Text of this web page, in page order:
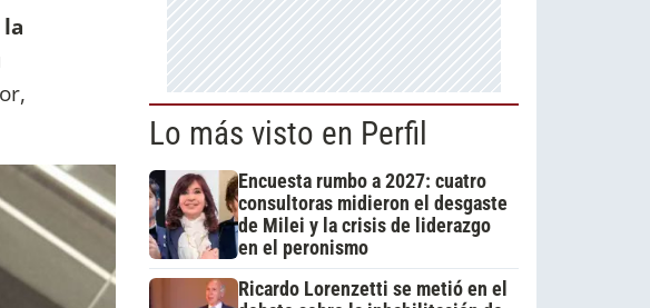
Lo más visto en Perfil
Encuesta rumbo a 2027: cuatro
consultoras midieron el desgaste
de Milei y la crisis de liderazgo
en el peronismo
Ricardo Lorenzetti se metió en el